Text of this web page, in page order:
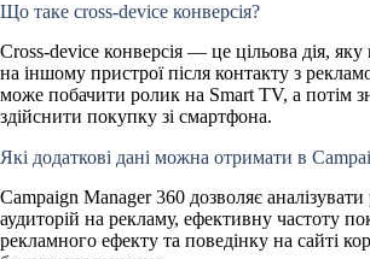
Що таке cross-device конверсія?
Cross-device конверсія — це цільова дія,
на іншому пристрої після контакту з
може побачити ролик на Smart TV, а потім
здійснити покупку зі смартфона.
Які додаткові дані можна отримати в
Campaign Manager 360 дозволяє аналізувати
аудиторій на рекламу, ефективну частоту
рекламного ефекту та поведінку на сайті